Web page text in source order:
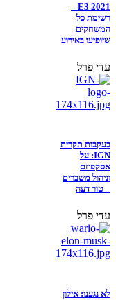
E3 2021 –
רשימת כל
המשחקים
שיופיעו באירוע
עדי פרל
בעקבות תקרית
IGN: על
אסקפיזם
וניהול משברים
– טור דעה
עדי פרל
לא נגענו: אילון